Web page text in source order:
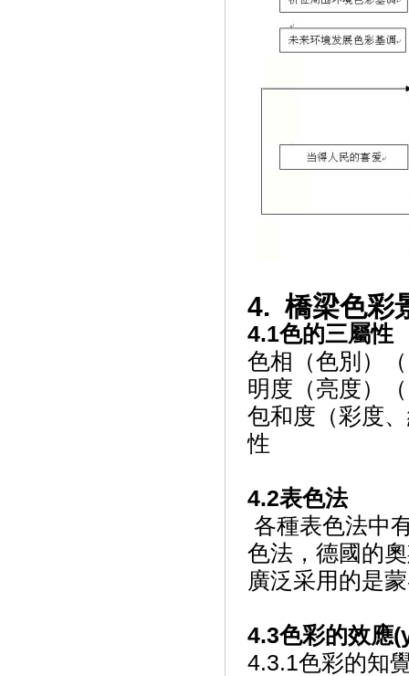
4. 橋梁色彩
4.1色的三屬性
色相（色別）
明度（亮度）
包和度（彩度
性
4.2表色法
各種表色法中
色法，德國的奧
廣泛采用的是
4.3色彩的效應
4.3.1色彩的知